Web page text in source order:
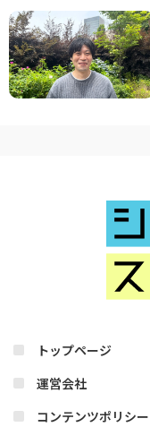
トップページ
運営会社
コンテンツポリシー